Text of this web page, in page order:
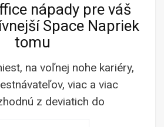
nápady pre váš
Space Napriek
tomu
na voľnej nohe kariéry,
viac a viac
z deviatich do